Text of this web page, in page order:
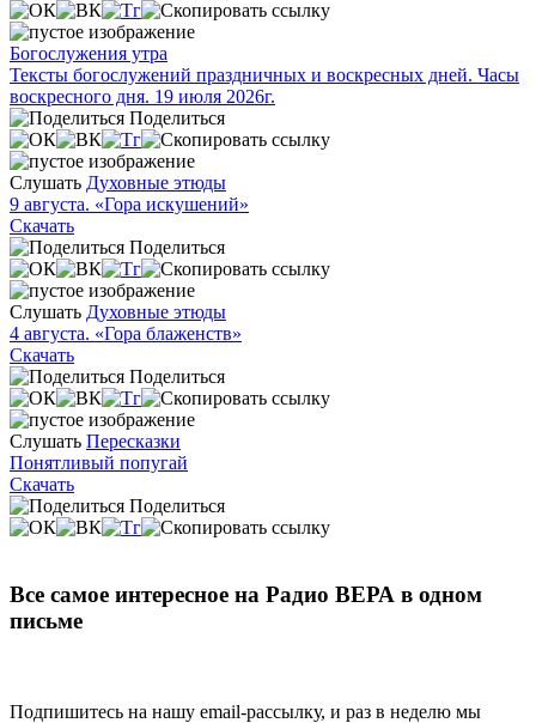
Богослужения утра
Тексты богослужений праздничных и воскресных дней. Часы
воскресного дня. 19 июля 2026г.
Поделиться
Слушать Духовные этюды
9 августа. «Гора искушений»
Скачать
Поделиться
Слушать Духовные этюды
4 августа. «Гора блаженств»
Скачать
Поделиться
Слушать Пересказки
Понятливый попугай
Скачать
Поделиться
Все самое интересное на Радио ВЕРА в одном
письме
Подпишитесь на нашу email-рассылку, и раз в неделю мы